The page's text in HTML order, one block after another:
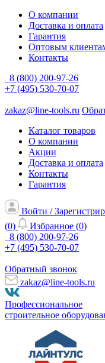
О компании
Доставка и оплата
Гарантия
Оптовым
Контакты
8 (800) 200-97-26
+7 (495) 530-70-07
zakaz@line-tools.ru
Каталог товаров
О компании
Акции
Доставка и оплата
Контакты
Гарантия
Войти /
(0) Избранное (0)
8 (800) 200-97-26
+7 (495) 530-70-07
Обратный звонок
zakaz@line-tools.ru
Профессиональное
строительное